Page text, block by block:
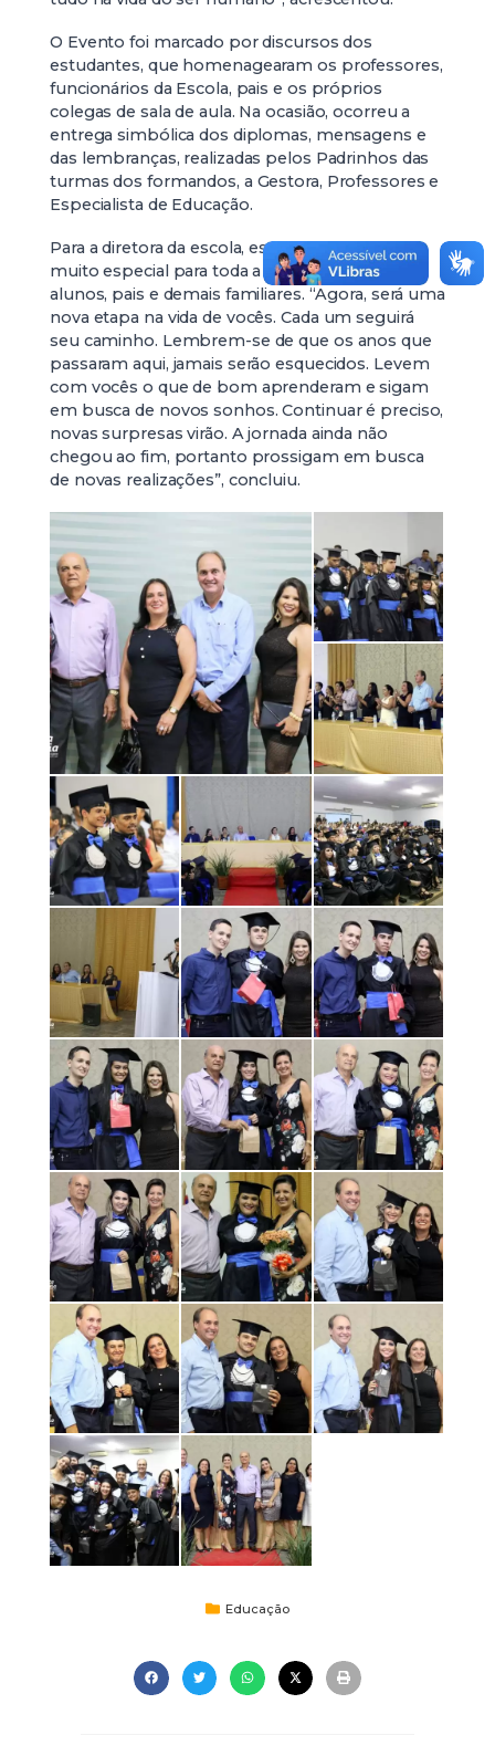
O Evento foi marcado por discursos dos
estudantes, que homenagearam os professores,
funcionários da Escola, pais e os próprios
colegas de sala de aula. Na ocasião, ocorreu a
entrega simbólica dos diplomas, mensagens e
das lembranças, realizadas pelos Padrinhos das
turmas dos formandos, a Gestora, Professores e
Especialista de Educação.
Para a diretora da escola, este foi um momento
muito especial para toda a Equipe, para os
alunos, pais e demais familiares. “Agora, será uma
nova etapa na vida de vocês. Cada um seguirá
seu caminho. Lembrem-se de que os anos que
passaram aqui, jamais serão esquecidos. Levem
com vocês o que de bom aprenderam e sigam
em busca de novos sonhos. Continuar é preciso,
novas surpresas virão. A jornada ainda não
chegou ao fim, portanto prossigam em busca
de novas realizações”, concluiu.
Educação